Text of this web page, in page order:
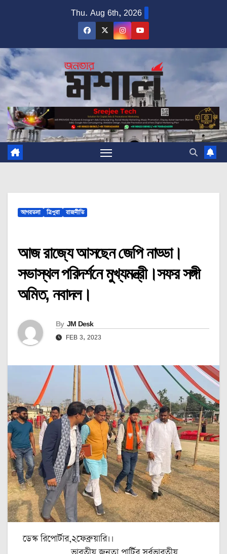
Thu. Aug 6th, 2026
আগরতলা ত্রিপুরা রাজনীতি
আজ রাজ্যে আসছেন জেপি নাড্ডা।
সভাস্থল পরিদর্শনে মুখ্যমন্ত্রী।সফর সঙ্গী
অমিত, নবাদল।
By JM Desk
FEB 3, 2023
ডেস্ক রিপোর্টার,২ফেব্রুয়ারি।।